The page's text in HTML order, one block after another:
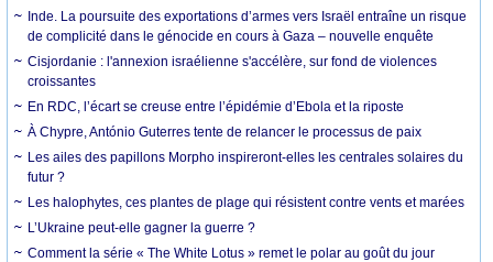
Inde. La poursuite des exportations d’armes vers Israël entraîne un risque
de complicité dans le génocide en cours à Gaza – nouvelle enquête
Cisjordanie : l'annexion israélienne s'accélère, sur fond de violences
croissantes
En RDC, l’écart se creuse entre l’épidémie d’Ebola et la riposte
À Chypre, António Guterres tente de relancer le processus de paix
Les ailes des papillons Morpho inspireront-elles les centrales solaires du
futur ?
Les halophytes, ces plantes de plage qui résistent contre vents et marées
L’Ukraine peut-elle gagner la guerre ?
Comment la série « The White Lotus » remet le polar au goût du jour